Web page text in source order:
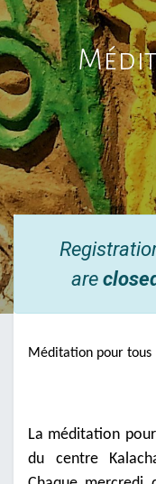
are
Méditation pour tous
La méditation
du centre